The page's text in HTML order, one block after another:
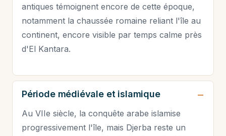
antiques témoignent encore de cette époque,
notamment la chaussée romaine reliant l'île au
continent, encore visible par temps calme près
d'El Kantara.
Période médiévale et islamique
Au VIIe siècle, la conquête arabe islamise
progressivement l'île, mais Djerba reste un